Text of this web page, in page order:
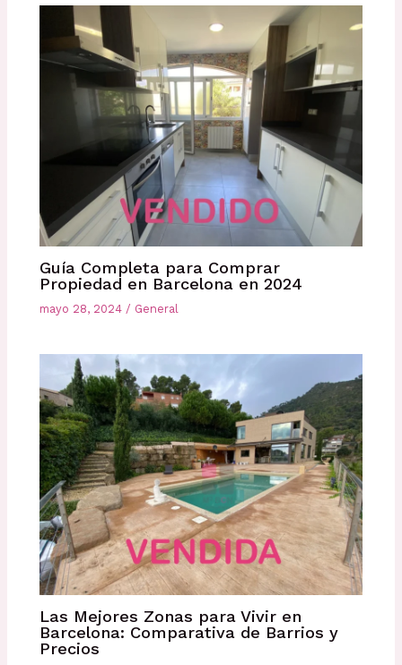
Guía Completa para Comprar
Propiedad en Barcelona en 2024
mayo 28, 2024 / General
Las Mejores Zonas para Vivir en
Barcelona: Comparativa de Barrios y
Precios